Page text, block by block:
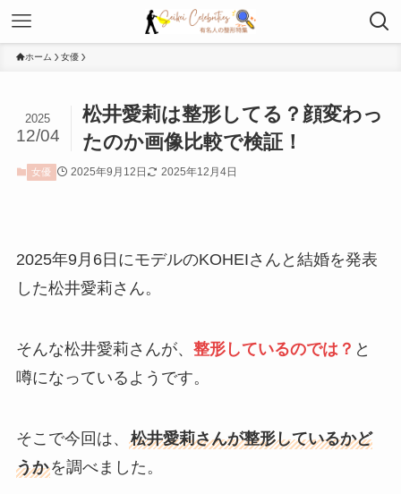
ホーム 女優
松井愛莉は整形してる？顔変わっ
たのか画像比較で検証！
2025
12/04
女優 2025年9月12日 2025年12月4日
2025年9月6日にモデルのKOHEIさんと結婚を発表
した松井愛莉さん。
そんな松井愛莉さんが、 整形しているのでは？ と
噂になっているようです。
そこで今回は、 松井愛莉さんが整形しているかど
うかを調べました。